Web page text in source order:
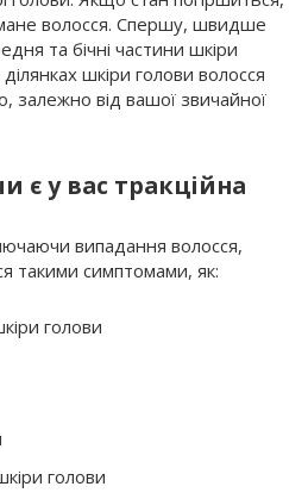
волосся. Спершу, швидше
та бічні частини шкіри
шкіри голови волосся
залежно від вашої звичайної
є у вас тракційна
випадання волосся,
такими симптомами, як:
голови
голови